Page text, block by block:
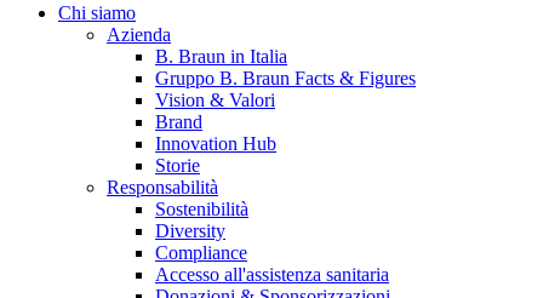
Eccellenza a livello globale.
Chi siamo
Azienda
B. Braun in Italia
Gruppo B. Braun Facts & Figures
Vision & Valori
Brand
Innovation Hub
Storie
Responsabilità
Sostenibilità
Diversity
Compliance
Accesso all'assistenza sanitaria